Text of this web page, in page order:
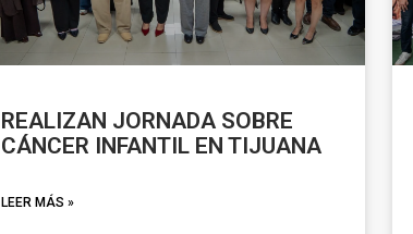
REALIZAN JORNADA SOBRE
CÁNCER INFANTIL EN TIJUANA
LEER MÁS »